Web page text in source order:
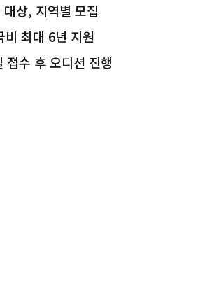
상, 지역별 모집
최대 6년 지원
접수 후 오디션 진행